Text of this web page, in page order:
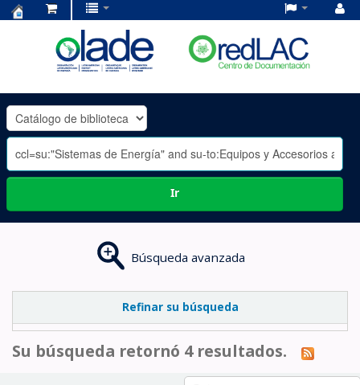
OLADE
-
Ir
Búsqueda avanzada
Refinar su búsqueda
Su búsqueda retornó 4 resultados.